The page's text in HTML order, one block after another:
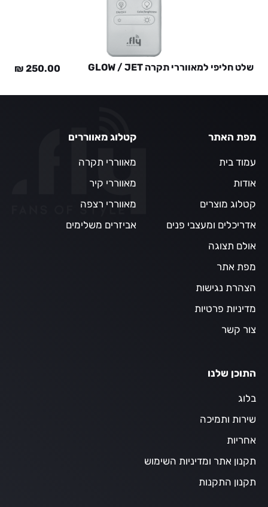
שלט חליפי למאווררי תקרה GLOW / JET 250.00
₪
מפת האתר
עמוד בית
אודות
קטלוג מוצרים
אדריכלים ומעצבי פנים
אולם תצוגה
מפת אתר
הצהרת נגישות
מדיניות פרטיות
צור קשר
קטלוג מאווררים
מאווררי תקרה
מאווררי קיר
מאווררי רצפה
אביזרים משלימים
התוכן שלנו
בלוג
שירות ותמיכה
אחריות
תקנון אתר ומדיניות השימוש
תקנון התקנות